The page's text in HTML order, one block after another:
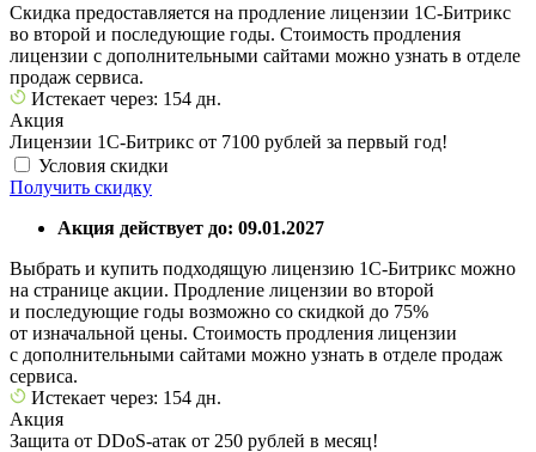
Скидка предоставляется на продление лицензии 1С-Битрикс
во второй и последующие годы. Стоимость продления
лицензии с дополнительными сайтами можно узнать в отделе
продаж сервиса.
Истекает через: 154 дн.
Акция
Лицензии 1С-Битрикс от 7100 рублей за первый год!
Условия скидки
Получить скидку
Акция действует до: 09.01.2027
Выбрать и купить подходящую лицензию 1С-Битрикс можно
на странице акции. Продление лицензии во второй
и последующие годы возможно со скидкой до 75%
от изначальной цены. Стоимость продления лицензии
с дополнительными сайтами можно узнать в отделе продаж
сервиса.
Истекает через: 154 дн.
Акция
Защита от DDoS-атак от 250 рублей в месяц!